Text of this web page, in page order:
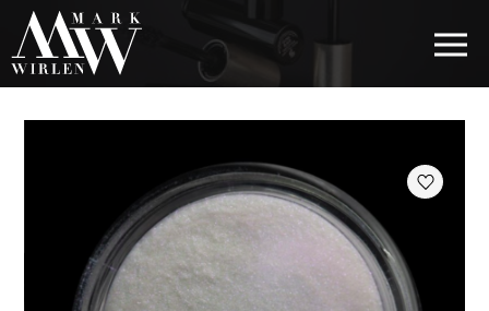
EUR
BEST SELLERS
KOSMETYKI DO WŁOSÓW